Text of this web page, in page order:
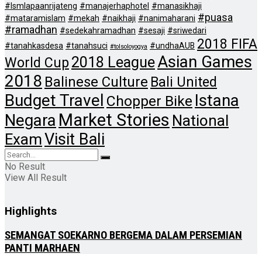
#lsmlapaanrijateng #manajerhaphotel #manasikhaji
#mataramislam #mekah #naikhaji #nanimaharani #puasa
#ramadhan #sedekahramadhan #sesaji #sriwedari
#tanahkasdesa #tanahsuci #tolsoloyogya #undhaAUB 2018 FIFA
World Cup 2018 LeagueAsian Games
2018 Balinese Culture Bali United
Budget Travel Chopper Bike Istana
Negara Market Stories National
ExamVisit Bali
No Result
View All Result
Highlights
SEMANGAT SOEKARNO BERGEMA DALAM PERSEMIAN
PANTI MARHAEN